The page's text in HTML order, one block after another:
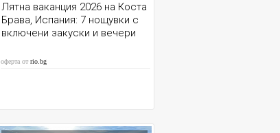
Лятна ваканция 2026 на Коста
Брава, Испания: 7 нощувки с
включени закуски и вечери
оферта от rio.bg